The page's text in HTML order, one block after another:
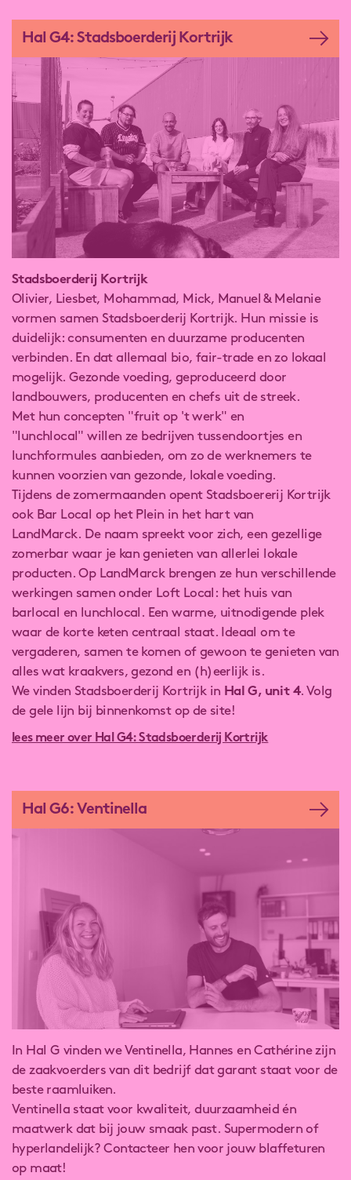
Hal G4: Stadsboerderij Kortrijk
Stadsboerderij Kortrijk
Olivier, Liesbet, Mohammad, Mick, Manuel & Melanie
vormen samen Stadsboerderij Kortrijk. Hun missie is
duidelijk: consumenten en duurzame producenten
verbinden. En dat allemaal bio, fair-trade en zo lokaal
mogelijk. Gezonde voeding, geproduceerd door
landbouwers, producenten en chefs uit de streek.
Met hun concepten "fruit op 't werk" en
"lunchlocal" willen ze bedrijven tussendoortjes en
lunchformules aanbieden, om zo de werknemers te
kunnen voorzien van gezonde, lokale voeding.
Tijdens de zomermaanden opent Stadsboererij Kortrijk
ook Bar Local op het Plein in het hart van
LandMarck. De naam spreekt voor zich, een gezellige
zomerbar waar je kan genieten van allerlei lokale
producten. Op LandMarck brengen ze hun verschillende
werkingen samen onder Loft Local: het huis van
barlocal en lunchlocal. Een warme, uitnodigende plek
waar de korte keten centraal staat. Ideaal om te
vergaderen, samen te komen of gewoon te genieten van
alles wat kraakvers, gezond en (h)eerlijk is.
We vinden Stadsboerderij Kortrijk in Hal G, unit 4. Volg
de gele lijn bij binnenkomst op de site!
lees meer over Hal G4: Stadsboerderij Kortrijk
Hal G6: Ventinella
In Hal G vinden we Ventinella, Hannes en Cathérine zijn
de zaakvoerders van dit bedrijf dat garant staat voor de
beste raamluiken.
Ventinella staat voor kwaliteit, duurzaamheid én
maatwerk dat bij jouw smaak past. Supermodern of
hyperlandelijk? Contacteer hen voor jouw blaffeturen
op maat!